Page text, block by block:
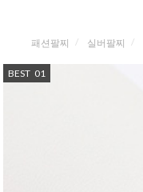
패션팔찌 실버팔찌
BEST 01